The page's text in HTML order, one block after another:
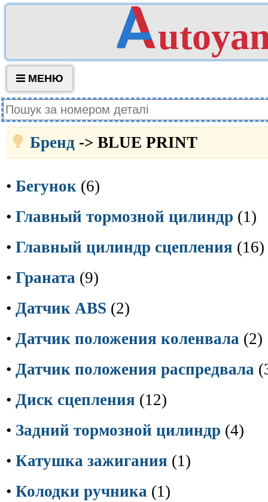
МЕНЮ
Бренд -> BLUE PRINT
• Бегунок (6)
• Главный тормозной цилиндр (1)
• Главный цилиндр сцепления (16)
• Граната (9)
• Датчик ABS (2)
• Датчик положения коленвала (2)
• Датчик положения распредвала
• Диск сцепления (12)
• Задний тормозной цилиндр (4)
• Катушка зажигания (1)
• Колодки ручника (1)